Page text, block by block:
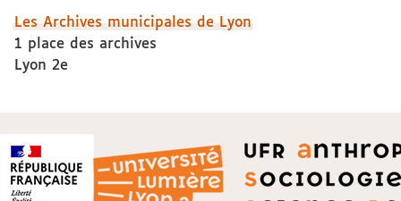
Les Archives municipales de Lyon
1 place des archives
Lyon 2e